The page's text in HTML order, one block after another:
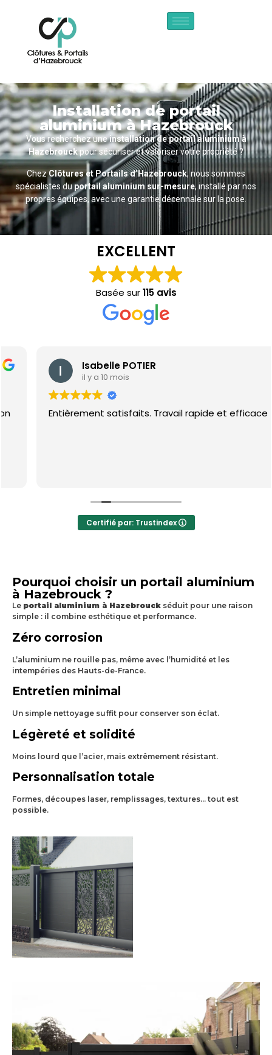
Installation de portail
aluminium à Hazebrouck
Vous recherchez uneinstallation de portail aluminium à
Hazebrouckpour sécuriser et valoriser votre propriété ?
ChezClôtures et Portails d’Hazebrouck, nous sommes
spécialistes duportail aluminium sur-mesure, installé par nos
propres équipes, avec une garantie décennale sur la pose.
EXCELLENT
Basée sur115 avis
Isabelle POTIER
il y a 10 mois
Entièrement satisfaits. Travail rapide et efficace
Certifié par: Trustindex
Pourquoi choisir un portail aluminium
à Hazebrouck ?
Le portail aluminium à Hazebrouck séduit pour une raison
simple : il combine esthétique et performance.
Zéro corrosion
L’aluminium ne rouille pas, même avec l’humidité et les
intempéries des Hauts-de-France.
Entretien minimal
Un simple nettoyage suffit pour conserver son éclat.
Légèreté et solidité
Moins lourd que l’acier, mais extrêmement résistant.
Personnalisation totale
Formes, découpes laser, remplissages, textures… tout est
possible.